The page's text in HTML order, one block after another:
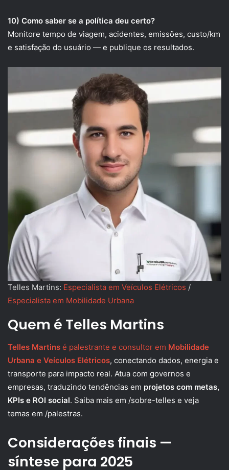
10) Como saber se a política deu certo?
Monitore tempo de viagem, acidentes, emissões, custo/km
e satisfação do usuário — e publique os resultados.
Telles Martins: Especialista em Veículos Elétricos /
Especialista em Mobilidade Urbana
Quem é Telles Martins
Telles Martins é palestrante e consultor em Mobilidade
Urbana e Veículos Elétricos, conectando dados, energia e
transporte para impacto real. Atua com governos e
empresas, traduzindo tendências em projetos com metas,
KPIs e ROI social. Saiba mais em /sobre-telles e veja
temas em /palestras.
Considerações finais —
síntese para 2025